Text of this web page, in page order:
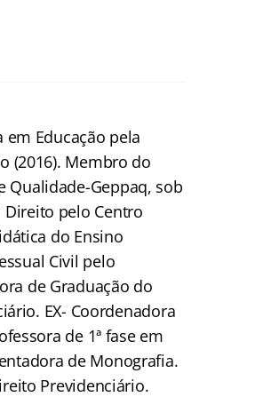
Educação pela
(2016). Membro do
Qualidade-Geppaq, sob
Direito pelo Centro
do Ensino
Civil pelo
de Graduação do
EX- Coordenadora
de 1ª fase em
de Monografia.
Previdenciário.